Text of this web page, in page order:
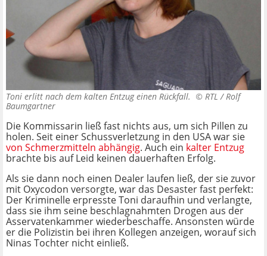
Toni erlitt nach dem kalten Entzug einen Rückfall. © RTL / Rolf
Baumgartner
Die Kommissarin ließ fast nichts aus, um sich Pillen zu
holen. Seit einer Schussverletzung in den USA war sie
von Schmerzmitteln abhängig. Auch ein kalter Entzug
brachte bis auf Leid keinen dauerhaften Erfolg.
Als sie dann noch einen Dealer laufen ließ, der sie zuvor
mit Oxycodon versorgte, war das Desaster fast perfekt:
Der Kriminelle erpresste Toni daraufhin und verlangte,
dass sie ihm seine beschlagnahmten Drogen aus der
Asservatenkammer wiederbeschaffe. Ansonsten würde
er die Polizistin bei ihren Kollegen anzeigen, worauf sich
Ninas Tochter nicht einließ.